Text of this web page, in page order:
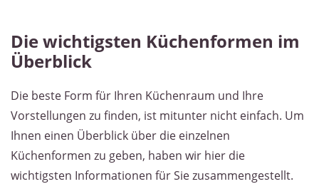
Die wichtigsten Küchenformen im
Überblick
Die beste Form für Ihren Küchenraum und Ihre
Vorstellungen zu finden, ist mitunter nicht einfach. Um
Ihnen einen Überblick über die einzelnen
Küchenformen zu geben, haben wir hier die
wichtigsten Informationen für Sie zusammengestellt.